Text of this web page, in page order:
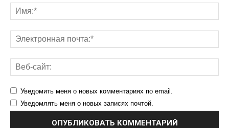
Уведомить меня о новых комментариях по email.
Уведомлять меня о новых записях почтой.